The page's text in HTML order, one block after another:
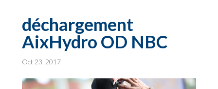
déchargement
AixHydro OD NBC
Oct 23, 2017